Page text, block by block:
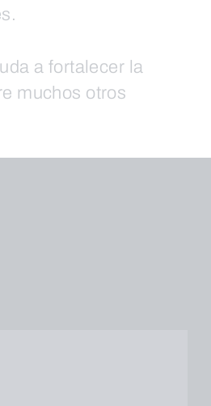
a fortalecer la
muchos otros